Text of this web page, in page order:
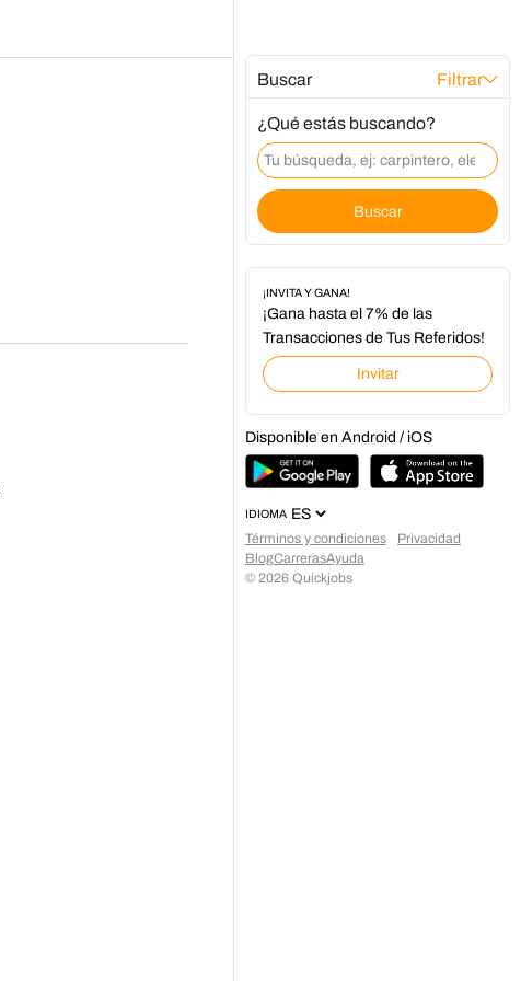
Buscar Filtrar
¿Qué estás buscando?
Buscar
¡INVITA Y GANA!
¡Gana hasta el 7% de las
Transacciones de Tus Referidos!
Invitar
Disponible en Android / iOS
IDIOMA
Términos y condiciones
Privacidad
BlogCarrerasAyuda
© 2026 Quickjobs